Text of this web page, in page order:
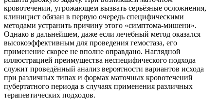
кровотечении, угрожающем вызвать серьёзные осложнения,
клиницист обязан в первую очередь специфическими
методами устранить причину этого «симптома-мишени».
Однако в дальнейшем, даже если лечебный метод оказался
высокоэффективным для проведения гемостаза, его
применение скорее не вполне оправдано. Наглядной
иллюстрацией преимущества неспецифического подхода
служит проведённый анализ вероятности вариантов исхода
при различных типах и формах маточных кровотечений
пубертатного периода в случаях применения различных
терапевтических подходов.